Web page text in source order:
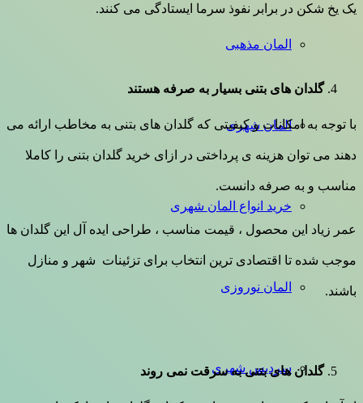
المان مذهبی
المان شهری
خرید انواع المان شهری
المان نوروزی
سردیس شهری
یک یخ شکن در برابر نفوذ سرما ایستادگی می کنند.
گلدان های بتنی بسیار به صرفه هستند
با توجه به امکانات و کیفیتی که گلدان های بتنی به مخاطب ارائه می
دهند می توان هزینه ی پرداختی در ازای خرید گلدان بتنی را کاملا
مناسب و به صرفه دانست.
عمر زیاد این محصول ، قیمت مناسب ، طراحی ایده آل این گلدان ها
موجب شده تا اقتصادی ترین انتخاب برای تزئینات شهر و منازل
باشند.
گلدان های بتنی به سرقت نمی روند